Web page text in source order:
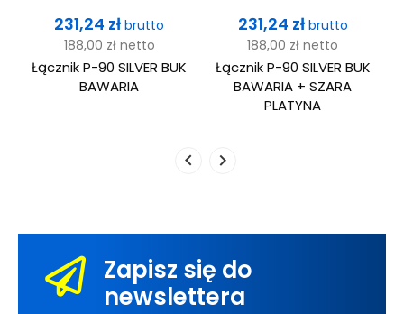
Cena
231,24 złbrutto
188,00 zł netto
Łącznik P-90 SILVER BUK
BAWARIA
Cena
231,24 zł brutto
188,00 zł netto
Łącznik P-90 SILVER BUK
BAWARIA + SZARA
PLATYNA
Zapisz się do
newslettera